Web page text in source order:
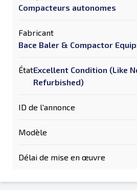
Compacteurs autonomes
Fabricant
Bace Baler & Compactor
ÉtatExcellent Condition (Like
Refurbished)
ID de l'annonce
Modèle
Délai de mise en œuvre